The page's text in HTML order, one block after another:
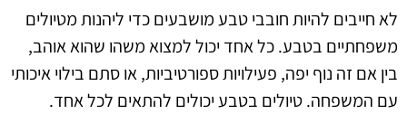
לא חייבים להיות חובבי טבע מושבעים כדי ליהנות מטיולים
משפחתיים בטבע. כל אחד יכול למצוא משהו שהוא אוהב,
בין אם זה נוף יפה, פעילויות ספורטיביות, או סתם בילוי איכותי
עם המשפחה. טיולים בטבע יכולים להתאים לכל אחד.